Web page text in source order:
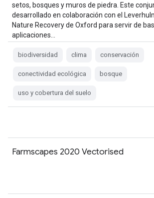
setos, bosques y muros de piedra. Este
desarrollado en colaboración con el
Nature Recovery de Oxford para servir de
aplicaciones…
biodiversidad clima conservación
conectividad ecológica bosque
uso y cobertura del suelo
Farmscapes 2020 Vectorised